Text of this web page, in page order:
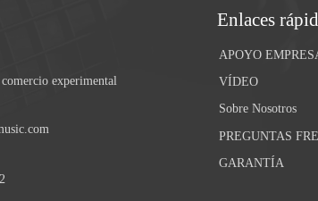
experimental
Enlaces
APOYO
VÍDEO
Sobre Nosotros
PREGUNTAS
GARANTÍA